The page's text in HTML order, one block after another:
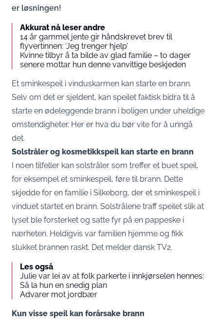
er løsningen!
Akkurat nå leser andre
14 år gammel jente gir håndskrevet brev til
flyvertinnen: ‘Jeg trenger hjelp’
Kvinne tilbyr å ta bilde av glad familie – to dager
senere mottar hun denne vanvittige beskjeden
Et sminkespeil i vinduskarmen kan starte en brann.
Selv om det er sjeldent, kan speilet faktisk bidra til å
starte en ødeleggende brann i boligen under uheldige
omstendigheter. Her er hva du bør vite for å unngå
det.
Solstråler og kosmetikkspeil kan starte en brann
I noen tilfeller kan solstråler som treffer et buet speil,
for eksempel et sminkespeil, føre til brann. Dette
skjedde for en familie i Silkeborg, der et sminkespeil i
vinduet startet en brann. Solstrålene traff speilet slik at
lyset ble forsterket og satte fyr på en pappeske i
nærheten. Heldigvis var familien hjemme og fikk
slukket brannen raskt. Det melder dansk TV2.
Les også
Julie var lei av at folk parkerte i innkjørselen hennes:
Så la hun en snedig plan
Advarer mot jordbær
Kun visse speil kan forårsake brann